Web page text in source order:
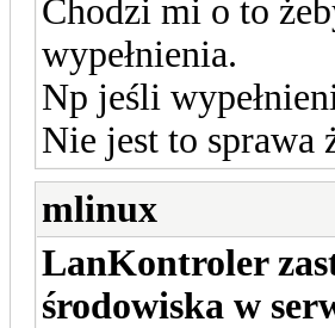
Chodzi mi o to
wypełnienia.
Np jeśli
Nie jest to sprawa
mlinux
LanKontroler
środowiska w